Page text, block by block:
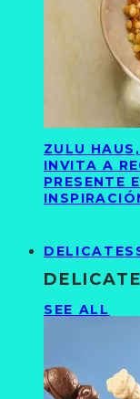
ZULU
INVITA A
PRESENTE
SEE ALL